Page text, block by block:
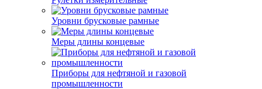
Уровни брусковые рамные
Меры длины концевые
Приборы для нефтяной и газовой
промышленности